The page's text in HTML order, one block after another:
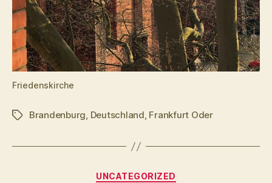
Friedenskirche
Schlagwörter
Brandenburg, Deutschland, Frankfurt Oder
Kategorien
UNCATEGORIZED